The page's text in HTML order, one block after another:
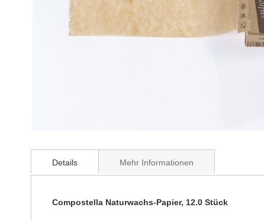
Details
Compostella Naturwachs-Papier, 12.0 Stück
Mehr Informationen